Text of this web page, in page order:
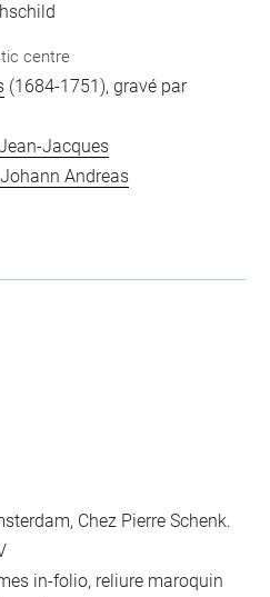
centre
(1684-1751), gravé par
Jacques
Johann Andreas
Chez Pierre Schenk.
in-folio, reliure maroquin